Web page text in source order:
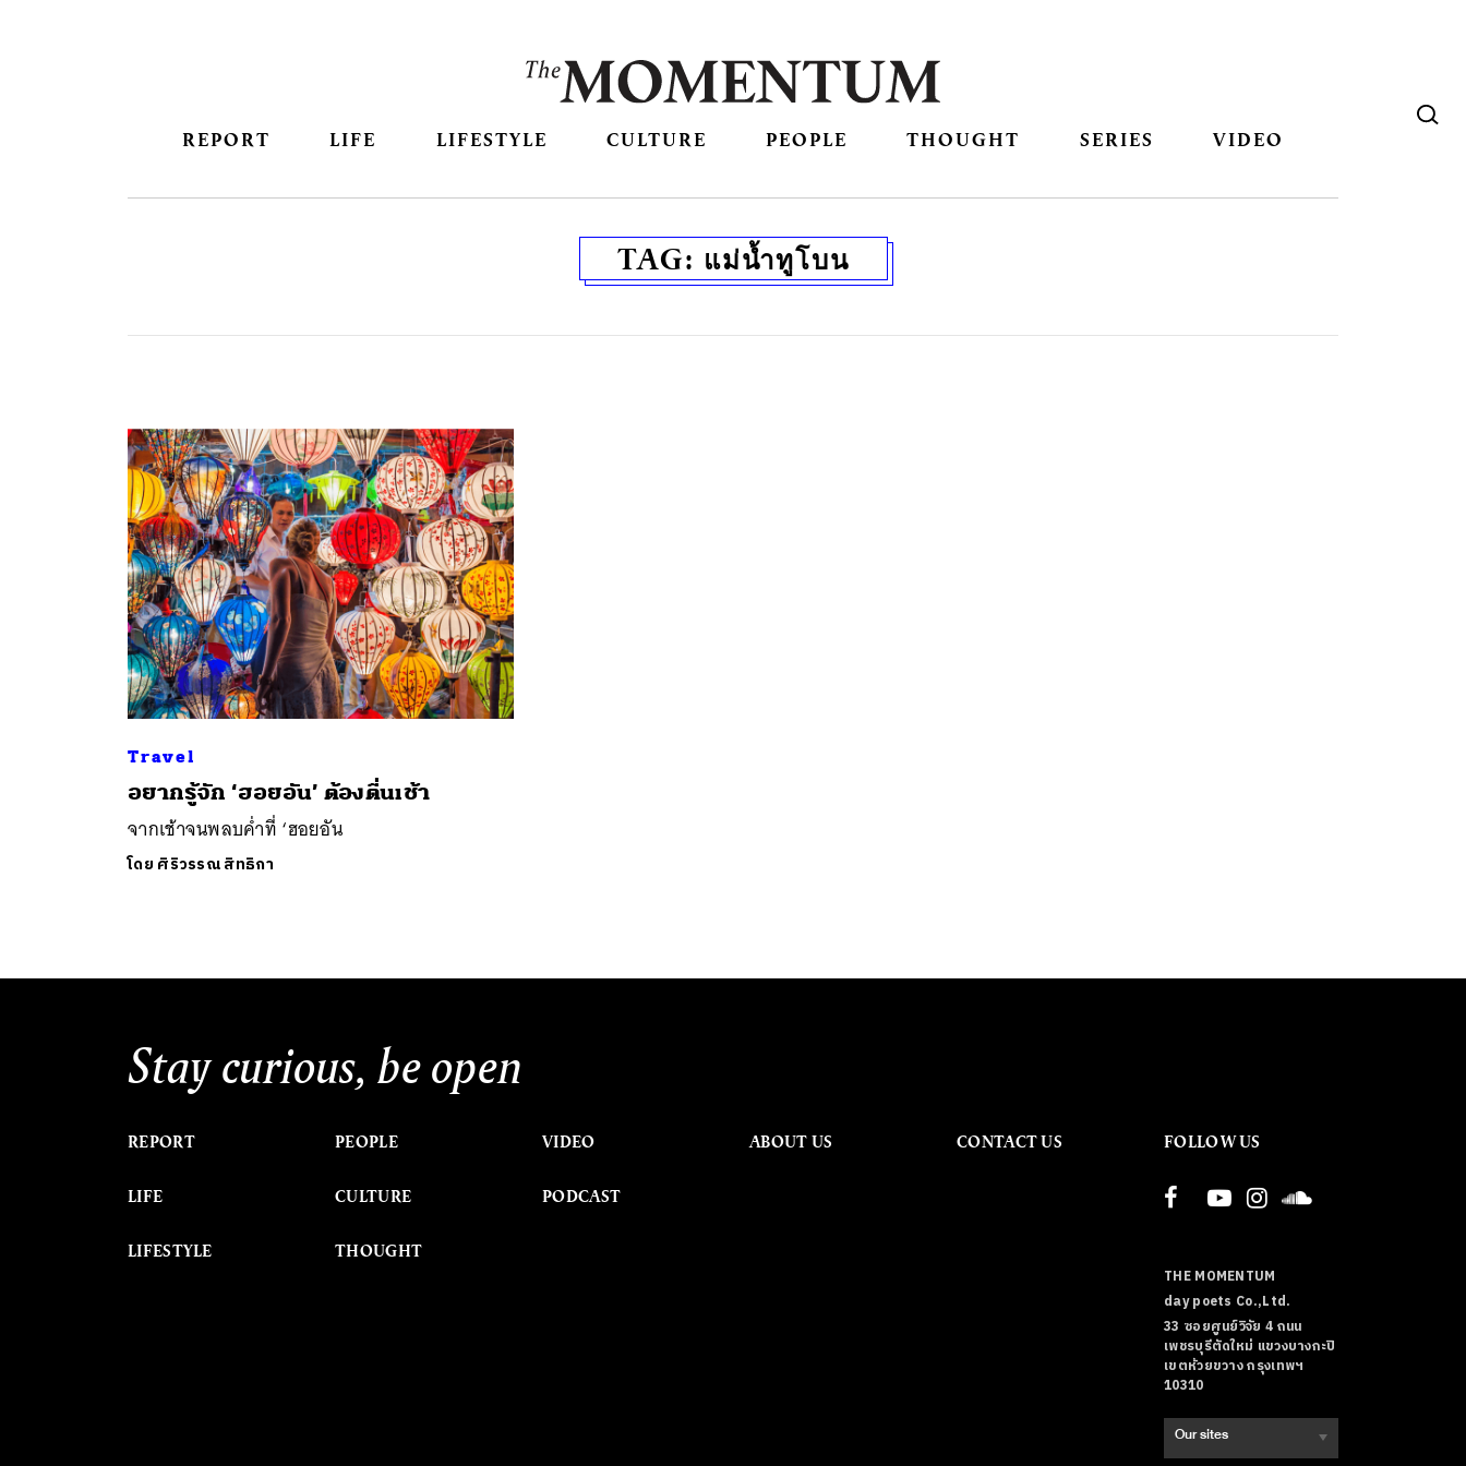
REPORT LIFE LIFESTYLE CULTURE PEOPLE THOUGHT SERIES VIDEO
TAG: แม่น้ำทูโบน
Travel
อยากรู้จัก ‘ฮอยอัน’ ต้องตื่นเช้า
จากเช้าจนพลบค่ำที่ ‘ฮอยอัน
โดย ศิริวรรณ สิทธิกา
Stay curious, be open
REPORT
LIFE
LIFESTYLE
PEOPLE
CULTURE
THOUGHT
VIDEO
PODCAST
ABOUT US CONTACT US FOLLOW US
THE MOMENTUM
day poets Co.,Ltd.
33 ซอยศูนย์วิจัย 4 ถนน
เพชรบุรีตัดใหม่ แขวงบางกะปิ
เขตห้วยขวาง กรุงเทพฯ
10310